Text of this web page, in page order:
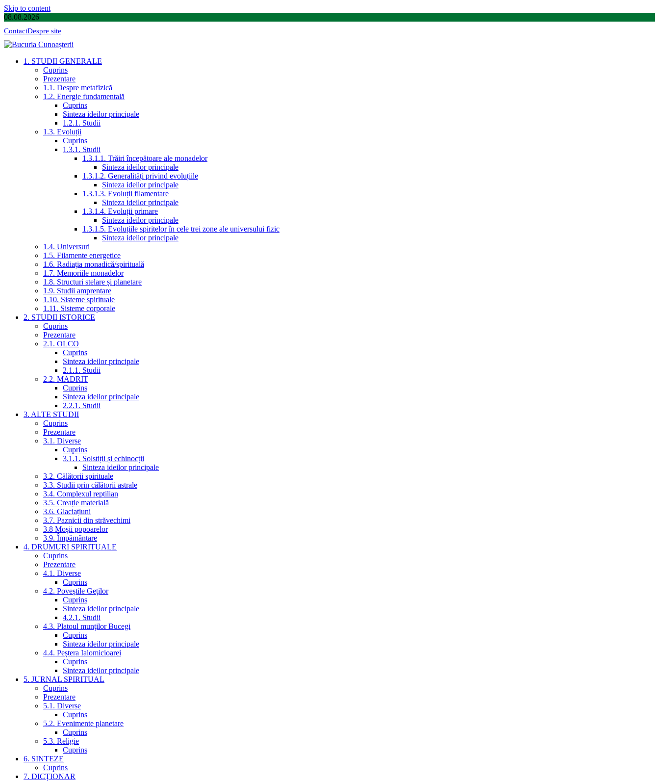
Skip to content
08.08.2026
ContactDespre site
1. STUDII GENERALE
Cuprins
Prezentare
1.1. Despre metafizică
1.2. Energie fundamentală
Cuprins
Sinteza ideilor principale
1.2.1. Studii
1.3. Evoluții
Cuprins
1.3.1. Studii
1.3.1.1. Trăiri începătoare ale monadelor
Sinteza ideilor principale
1.3.1.2. Generalități privind evoluțiile
Sinteza ideilor principale
1.3.1.3. Evoluții filamentare
Sinteza ideilor principale
1.3.1.4. Evoluții primare
Sinteza ideilor principale
1.3.1.5. Evoluțiile spiritelor în cele trei zone ale universului fizic
Sinteza ideilor principale
1.4. Universuri
1.5. Filamente energetice
1.6. Radiația monadică/spirituală
1.7. Memoriile monadelor
1.8. Structuri stelare și planetare
1.9. Studii amprentare
1.10. Sisteme spirituale
1.11. Sisteme corporale
2. STUDII ISTORICE
Cuprins
Prezentare
2.1. OLCO
Cuprins
Sinteza ideilor principale
2.1.1. Studii
2.2. MADRIT
Cuprins
Sinteza ideilor principale
2.2.1. Studii
3. ALTE STUDII
Cuprins
Prezentare
3.1. Diverse
Cuprins
3.1.1. Solstiții și echinocții
Sinteza ideilor principale
3.2. Călătorii spirituale
3.3. Studii prin călătorii astrale
3.4. Complexul reptilian
3.5. Creație materială
3.6. Glaciațiuni
3.7. Paznicii din străvechimi
3.8 Moșii popoarelor
3.9. Împământare
4. DRUMURI SPIRITUALE
Cuprins
Prezentare
4.1. Diverse
Cuprins
4.2. Poveștile Geților
Cuprins
Sinteza ideilor principale
4.2.1. Studii
4.3. Platoul munților Bucegi
Cuprins
Sinteza ideilor principale
4.4. Peștera Ialomicioarei
Cuprins
Sinteza ideilor principale
5. JURNAL SPIRITUAL
Cuprins
Prezentare
5.1. Diverse
Cuprins
5.2. Evenimente planetare
Cuprins
5.3. Religie
Cuprins
6. SINTEZE
Cuprins
7. DICȚIONAR